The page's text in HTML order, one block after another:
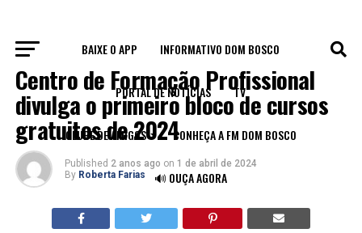
BAIXE O APP INFORMATIVO DOM BOSCO
PORTAL DE NOTÍCIAS TV
CLUBE DE AMIGOS CONHEÇA A FM DOM BOSCO
🔊 OUÇA AGORA
VAGAS
Centro de Formação Profissional
divulga o primeiro bloco de cursos
gratuitos de 2024
Published 2 anos ago on 1 de abril de 2024
By Roberta Farias